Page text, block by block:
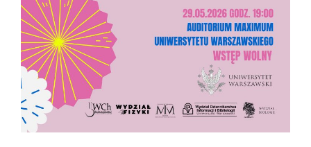
Baza publikacji
Nasze osiągnięcia
Popularyzacja